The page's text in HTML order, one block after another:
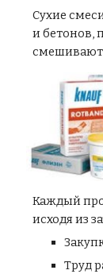
Сухие
и бетонов,
Каждый
исходя из
Труд